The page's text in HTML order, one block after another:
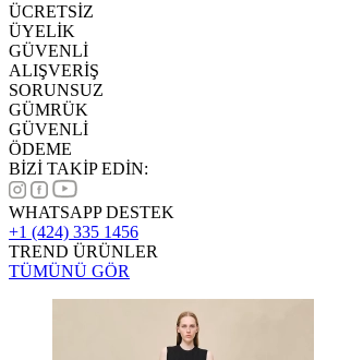
ÜCRETSİZ
ÜYELİK
GÜVENLİ
ALIŞVERİŞ
SORUNSUZ
GÜMRÜK
GÜVENLİ
ÖDEME
BİZİ TAKİP EDİN:
WHATSAPP DESTEK
+1 (424) 335 1456
TREND ÜRÜNLER
TÜMÜNÜ GÖR